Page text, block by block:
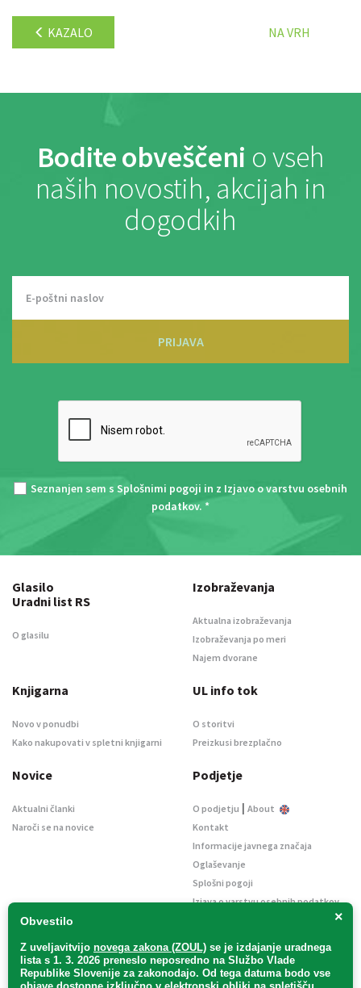
KAZALO NA VRH
Bodite obveščeni o vseh
naših novostih, akcijah in
dogodkih
PRIJAVA
Seznanjen sem s Splošnimi pogoji in z Izjavo o varstvu osebnih
podatkov. *
×
Obvestilo
Z uveljavitvijo novega zakona (ZOUL) se je izdajanje uradnega
lista s 1. 3. 2026 preneslo neposredno na Službo Vlade
Republike Slovenije za zakonodajo. Od tega datuma bodo vse
Glasilo
Uradni list RS
O glasilu
Izobraževanja
Aktualna izobraževanja
Izobraževanja po meri
Najem dvorane
Knjigarna
Novo v ponudbi
Kako nakupovati v spletni knjigarni
UL info tok
O storitvi
Preizkusi brezplačno
Novice
Aktualni članki
Naroči se na novice
Podjetje
O podjetju | About
Kontakt
Informacije javnega značaja
Oglaševanje
Splošni pogoji
Izjava o varstvu osebnih podatkov